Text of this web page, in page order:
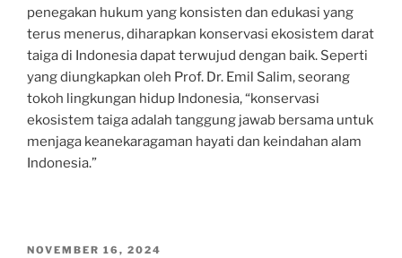
penegakan hukum yang konsisten dan edukasi yang
terus menerus, diharapkan konservasi ekosistem darat
taiga di Indonesia dapat terwujud dengan baik. Seperti
yang diungkapkan oleh Prof. Dr. Emil Salim, seorang
tokoh lingkungan hidup Indonesia, “konservasi
ekosistem taiga adalah tanggung jawab bersama untuk
menjaga keanekaragaman hayati dan keindahan alam
Indonesia.”
POSTED
NOVEMBER 16, 2024